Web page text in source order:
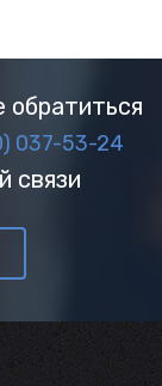
037-53-24
связи